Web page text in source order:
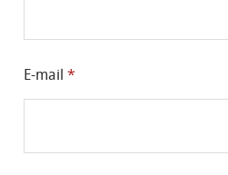
E-mail *